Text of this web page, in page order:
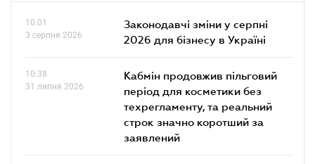
10.01
3 серпня 2026
Законодавчі зміни у серпні
2026 для бізнесу в Україні
10.38
31 липня 2026
Кабмін продовжив пільговий
період для косметики без
техрегламенту, та реальний
строк значно коротший за
заявлений